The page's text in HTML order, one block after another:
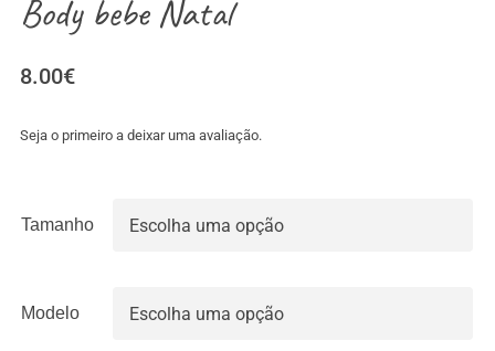
Body bebe Natal
8.00€
Seja o primeiro a deixar uma avaliação.
Tamanho
Modelo